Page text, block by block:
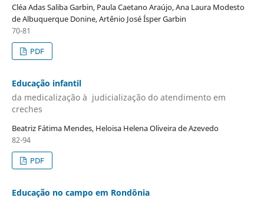
Cléa Adas Saliba Garbin, Paula Caetano Araújo, Ana Laura Modesto
de Albuquerque Donine, Artênio José Ísper Garbin
70-81
PDF
Educação infantil
da medicalização à judicialização do atendimento em
creches
Beatriz Fátima Mendes, Heloisa Helena Oliveira de Azevedo
82-94
PDF
Educação no campo em Rondônia